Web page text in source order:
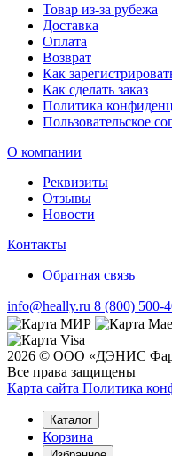
Товар из-за рубежа
Доставка
Оплата
Возврат
Как
Как сделать заказ
Политика
Пользовательское
О компании
Реквизиты
Отзывы
Новости
Контакты
Обратная связь
info@heally.ru 8 (800) 500-
2026 © ООО «ДЭНИС
Все права защищены
Карта сайта Политика
Каталог
Корзина